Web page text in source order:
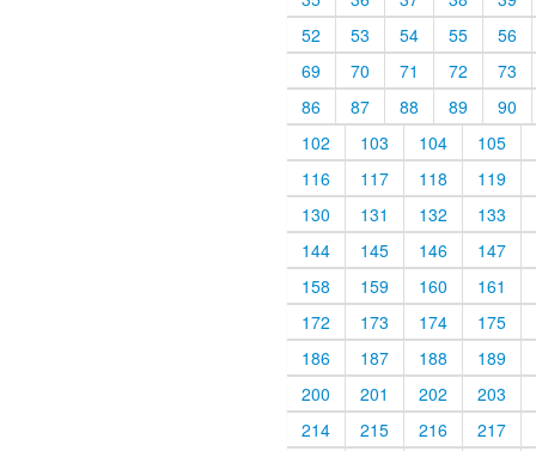
52
53 54 55
56
69
70 71 72
73
86
87 88 89
90
102
103 104
105
116
117 118
119
130
131 132
133
144
145 146
147
158
159 160
161
172
173 174
175
186
187 188
189
200
201 202
203
214
215 216
217